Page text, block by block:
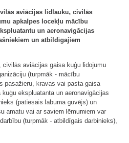
aviācijas lidlauku, civilās
apkalpes locekļu mācību
un aeronavigācijas
un atbildīgajiem
aviācijas gaisa kuģu lidojumu
(turpmāk - mācību
pasažieru, kravas vai pasta gaisa
ekspluatanta un aeronavigācijas
(patiesais labuma guvējs) un
amatu vai ar saviem lēmumiem var
(turpmāk - atbildīgais darbinieks),